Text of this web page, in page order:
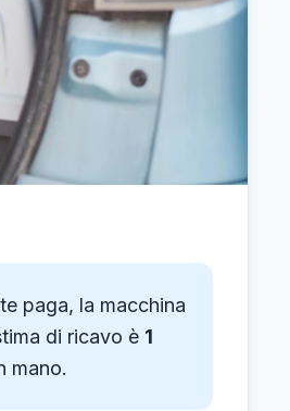
paga, la macchina
di ricavo è 1
mano.